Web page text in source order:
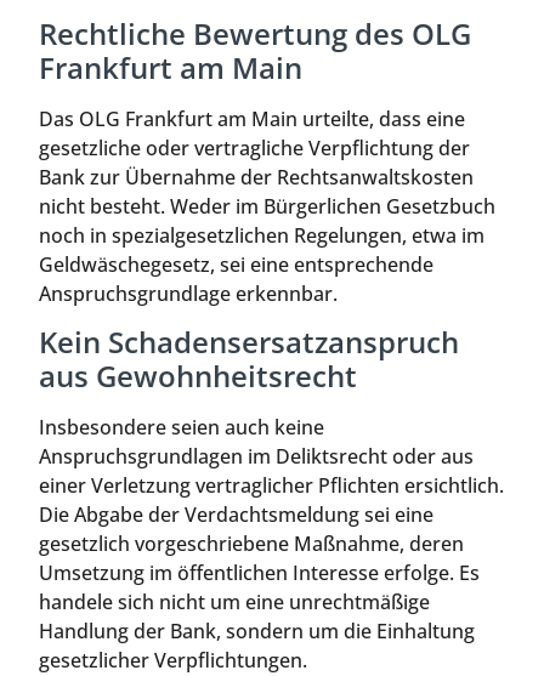
Rechtliche Bewertung des OLG
Frankfurt am Main
Das OLG Frankfurt am Main urteilte, dass eine
gesetzliche oder vertragliche Verpflichtung der
Bank zur Übernahme der Rechtsanwaltskosten
nicht besteht. Weder im Bürgerlichen Gesetzbuch
noch in spezialgesetzlichen Regelungen, etwa im
Geldwäschegesetz, sei eine entsprechende
Anspruchsgrundlage erkennbar.
Kein Schadensersatzanspruch
aus Gewohnheitsrecht
Insbesondere seien auch keine
Anspruchsgrundlagen im Deliktsrecht oder aus
einer Verletzung vertraglicher Pflichten ersichtlich.
Die Abgabe der Verdachtsmeldung sei eine
gesetzlich vorgeschriebene Maßnahme, deren
Umsetzung im öffentlichen Interesse erfolge. Es
handele sich nicht um eine unrechtmäßige
Handlung der Bank, sondern um die Einhaltung
gesetzlicher Verpflichtungen.